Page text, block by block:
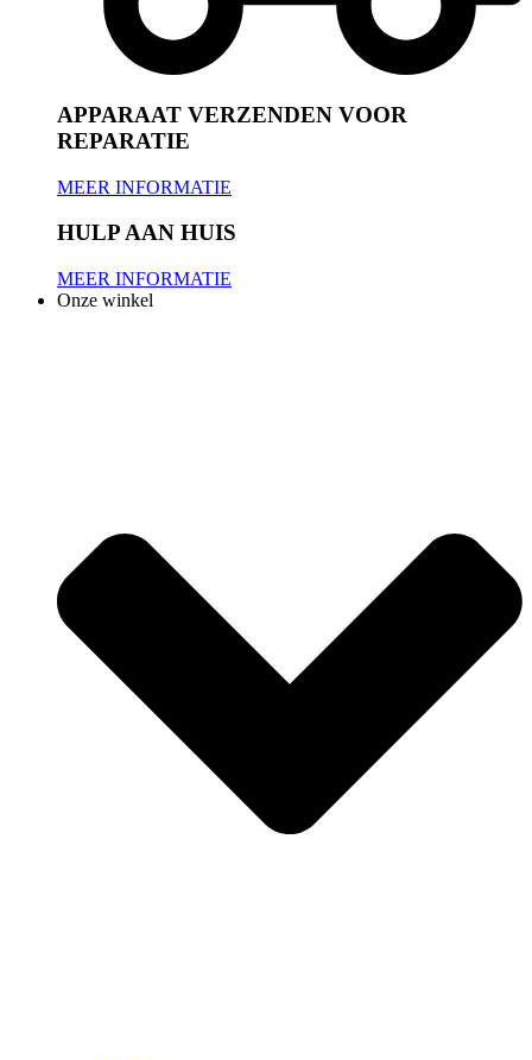
APPARAAT VERZENDEN VOOR
REPARATIE
MEER INFORMATIE
HULP AAN HUIS
MEER INFORMATIE
Onze winkel